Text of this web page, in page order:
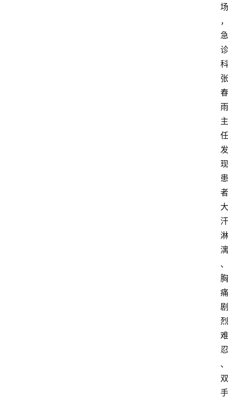
场
，
急
诊
科
张
春
雨
主
任
发
现
患
者
大
汗
淋
漓
、
胸
痛
剧
烈
难
忍
、
双
手